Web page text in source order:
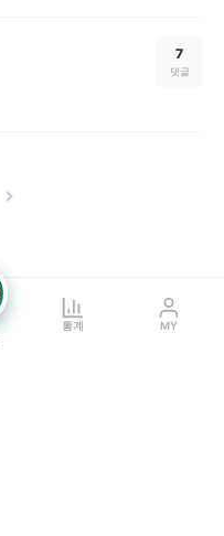
7
댓글
통계 MY